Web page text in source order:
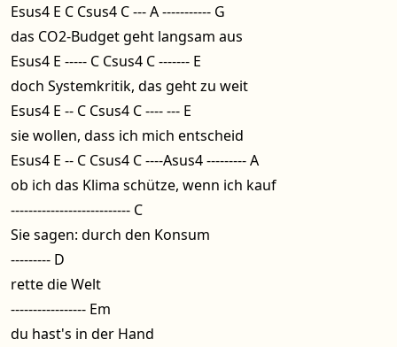
Esus4 E C Csus4 C --- A ----------- G
das CO2-Budget geht langsam aus
Esus4 E ----- C Csus4 C ------- E
doch Systemkritik, das geht zu weit
Esus4 E -- C Csus4 C ---- --- E
sie wollen, dass ich mich entscheid
Esus4 E -- C Csus4 C ----Asus4 --------- A
ob ich das Klima schütze, wenn ich kauf
--------------------------- C
Sie sagen: durch den Konsum
--------- D
rette die Welt
----------------- Em
du hast's in der Hand